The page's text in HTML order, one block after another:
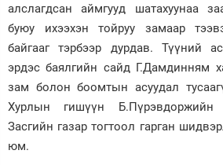
алслагдсан аймгууд шатахуунаа
буюу ихээхэн тойруу замаар
байгааг тэрбээр дурдав. Түүний
эрдэс баялгийн сайд Г.Дамдинням
зам болон боомтын асуудал
Хурлын гишүүн Б.Пүрэвдоржийн
Засгийн газар тогтоол гарган
юм.